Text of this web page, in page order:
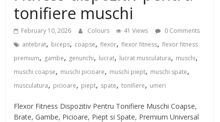
tonifiere muschi
February 10, 2026 Colours 41 Views
0 Comments
antebrat, biceps, coapse,flexor,flexor fitness,flexor fitness
premium, gambe, genunchi, lucrat, lucrat musculatura, muschi,
muschi coapse, muschi picioare, muschi piept, muschi spate,
musculatura, picioare, piept, spate,tonifiere, umeri
Flexor Fitness Dispozitiv Pentru Tonifiere Muschi Coapse,
Brate, Gambe, Picioare, Piept si Spate, Premium Universal